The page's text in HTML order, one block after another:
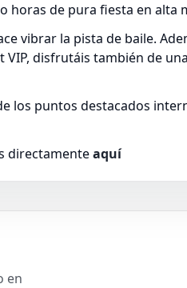
horas de pura fiesta en alta
vibrar la pista de baile.
disfrutáis también de
los puntos destacados
directamenteaquí
en